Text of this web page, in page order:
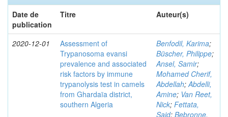
Date de
publication
Titre Auteur(s)
2020-12-01
Assessment of
Trypanosoma evansi
prevalence and associated
risk factors by immune
trypanolysis test in camels
from Ghardaïa district,
southern Algeria
Benfodil, Karima;
Büscher, Philippe;
Ansel, Samir;
Mohamed Cherif,
Abdellah;Abdelli,
Amine; Van Reet,
Nick; Fettata,
Said; Bebronne,